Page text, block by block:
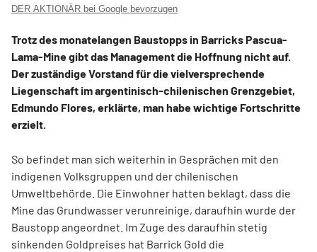
DER AKTIONÄR bei Google bevorzugen
Trotz des monatelangen Baustopps in Barricks Pascua-
Lama-Mine gibt das Management die Hoffnung nicht auf.
Der zuständige Vorstand für die vielversprechende
Liegenschaft im argentinisch-chilenischen Grenzgebiet,
Edmundo Flores, erklärte, man habe wichtige Fortschritte
erzielt.
So befindet man sich weiterhin in Gesprächen mit den
indigenen Volksgruppen und der chilenischen
Umweltbehörde. Die Einwohner hatten beklagt, dass die
Mine das Grundwasser verunreinige, daraufhin wurde der
Baustopp angeordnet. Im Zuge des daraufhin stetig
sinkenden Goldpreises hat Barrick Gold die